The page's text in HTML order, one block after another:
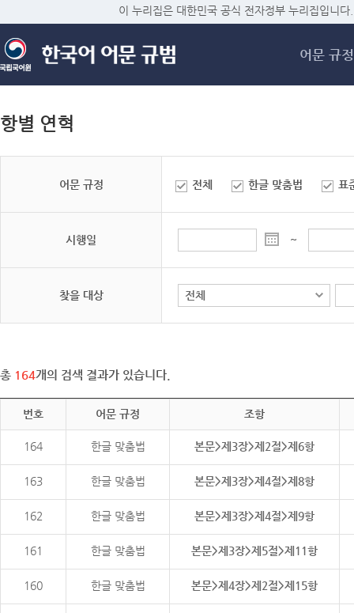
메
이 누리집은 대한민국 공식 전자정부 누리집입니다.
어문 규정
항별 연혁
어문 규정 전체 한글 맞춤법 표
시행일 ~
찾을 대상
총 164개의 검색 결과가 있습니다.
번호 어문 규정 조항
164 한글 맞춤법 본문>제3장>제2절>제6항
163 한글 맞춤법 본문>제3장>제4절>제8항
162 한글 맞춤법 본문>제3장>제4절>제9항
161 한글 맞춤법 본문>제3장>제5절>제11항
160 한글 맞춤법 본문>제4장>제2절>제15항